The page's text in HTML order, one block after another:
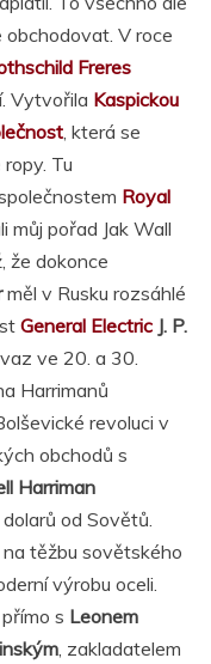
obchodovat. V roce
Freres
Vytvořila Kaspickou
, která se
Tu
Royal
můj pořad Jak Wall
že dokonce
měl v Rusku rozsáhlé
General Electric J. P.
ve 20. a 30.
Harrimanů
revoluci v
obchodů s
Harriman
od Sovětů.
těžbu sovětského
výrobu oceli.
s Leonem
, zakladatelem